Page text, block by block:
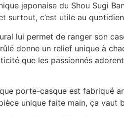
japonaise du Shou Sugi
surtout, c’est utile au
lui permet de ranger son
donne un relief unique à
que les passionnés
porte-casque est fabriqué
unique faite main, ça vaut